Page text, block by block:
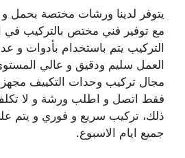
يتوفر لدينا ورشات مختصة بحمل
مع توفير فني مختص بالتركيب في
التركيب يتم باستخدام بأدوات و
العمل سليم ودقيق و عالي
مجال تركيب وحدات التكييف
فقط اتصل و اطلب ورشة و لا
ذلك، تركيب سريع و فوري و يتم
جميع ايام الاسبوع.